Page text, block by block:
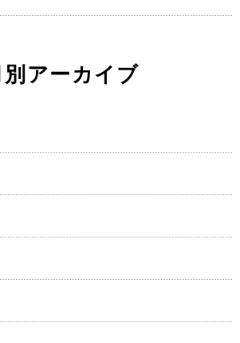
別アーカイブ